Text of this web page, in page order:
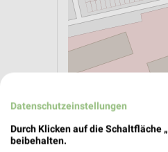
Datenschutzeinstellungen
Durch Klicken auf die Schaltfläche
beibehalten.